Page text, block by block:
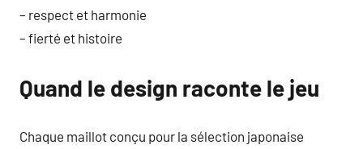
– respect et harmonie
– fierté et histoire
Quand le design raconte le jeu
Chaque maillot conçu pour la sélection japonaise